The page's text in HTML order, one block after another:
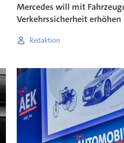
Mercedes will mit
Verkehrssicherheit erhöhen
Redaktion